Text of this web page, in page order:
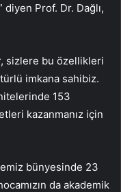
Prof. Dr. Dağlı,
sizlere bu özellikleri
imkana sahibiz.
153
kazanmanız için
bünyesinde 23
da akademik